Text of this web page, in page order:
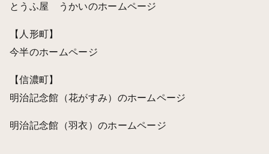
とうふ屋 うかいのホームページ
【人形町】
今半のホームページ
【信濃町】
明治記念館（花がすみ）のホームページ
明治記念館（羽衣）のホームページ